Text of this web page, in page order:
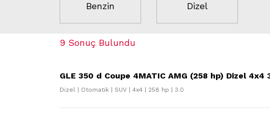
Benzin Dizel
9 Sonuç Bulundu
GLE 350 d Coupe 4MATIC AMG (258 hp) Dizel 4x4
Dizel | Otomatik | SUV | 4x4 | 258 hp | 3.0